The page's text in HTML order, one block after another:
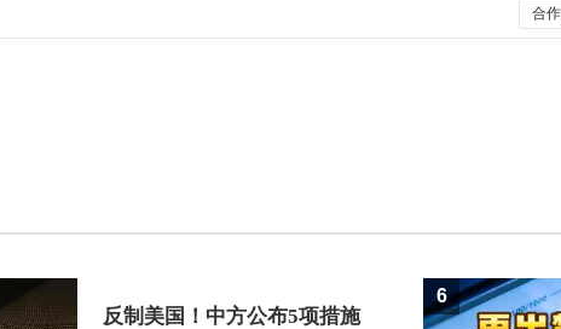
反制美国！中方公布5项措施
6